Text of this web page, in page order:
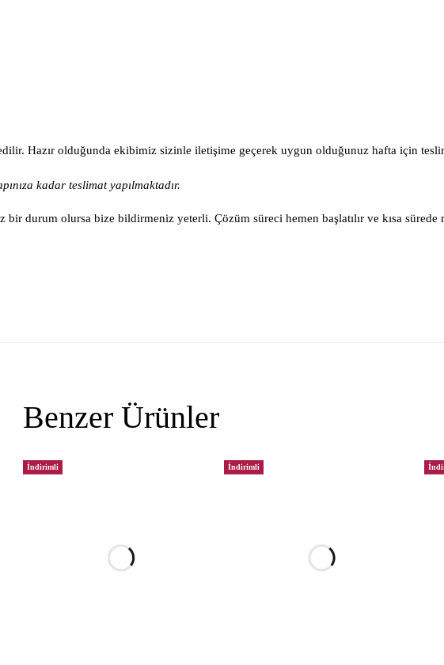
Hazır olduğunda ekibimiz sizinle iletişime geçerek uygun olduğunuz hafta için
kadar teslimat yapılmaktadır.
bir durum olursa bize bildirmeniz yeterli. Çözüm süreci hemen başlatılır ve kısa
Benzer Ürünler
İndirimli İndirimli